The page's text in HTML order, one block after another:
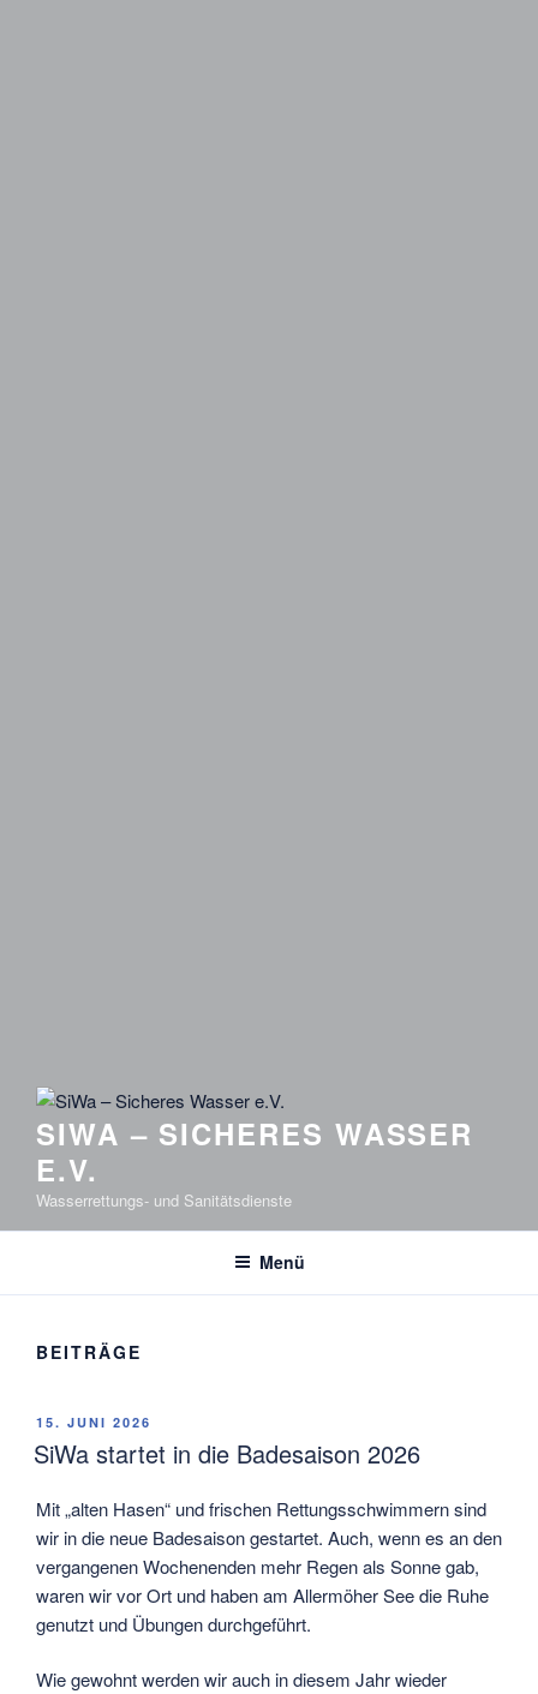
SIWA – SICHERES WASSER
E.V.
Wasserrettungs- und Sanitätsdienste
Menü
BEITRÄGE
VERÖFFENTLICHT
AM
15. JUNI 2026
SiWa startet in die Badesaison 2026
Mit „alten Hasen“ und frischen Rettungsschwimmern sind
wir in die neue Badesaison gestartet. Auch, wenn es an den
vergangenen Wochenenden mehr Regen als Sonne gab,
waren wir vor Ort und haben am Allermöher See die Ruhe
genutzt und Übungen durchgeführt.
Wie gewohnt werden wir auch in diesem Jahr wieder